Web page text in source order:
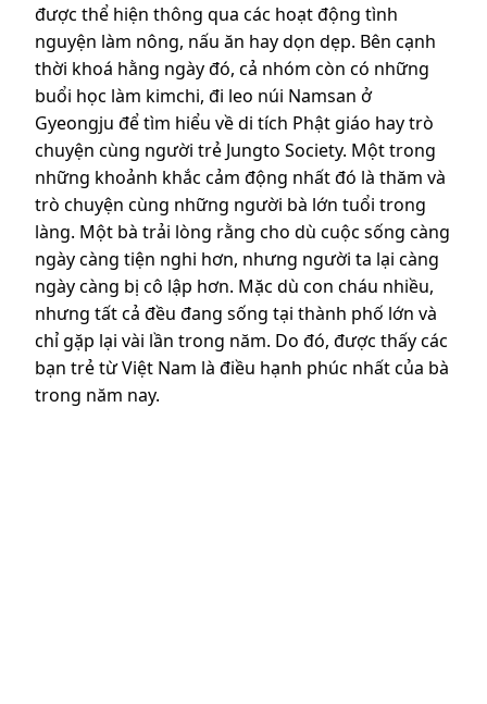
được thể hiện thông qua các hoạt động tình
nguyện làm nông, nấu ăn hay dọn dẹp. Bên cạnh
thời khoá hằng ngày đó, cả nhóm còn có những
buổi học làm kimchi, đi leo núi Namsan ở
Gyeongju để tìm hiểu về di tích Phật giáo hay trò
chuyện cùng người trẻ Jungto Society. Một trong
những khoảnh khắc cảm động nhất đó là thăm và
trò chuyện cùng những người bà lớn tuổi trong
làng. Một bà trải lòng rằng cho dù cuộc sống càng
ngày càng tiện nghi hơn, nhưng người ta lại càng
ngày càng bị cô lập hơn. Mặc dù con cháu nhiều,
nhưng tất cả đều đang sống tại thành phố lớn và
chỉ gặp lại vài lần trong năm. Do đó, được thấy các
bạn trẻ từ Việt Nam là điều hạnh phúc nhất của bà
trong năm nay.